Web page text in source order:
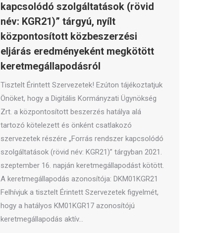
kapcsolódó szolgáltatások (rövid
név: KGR21)” tárgyú, nyílt
központosított közbeszerzési
eljárás eredményeként megkötött
keretmegállapodásról
Tisztelt Érintett Szervezetek! Ezúton tájékoztatjuk
Önöket, hogy a Digitális Kormányzati Ügynökség
Zrt. a központosított beszerzés hatálya alá
tartozó kötelezett és önként csatlakozó
szervezetek részére „Forrás rendszer kapcsolódó
szolgáltatások (rövid név: KGR21)” tárgyban 2021.
szeptember 16. napján keretmegállapodást kötött.
A keretmegállapodás azonosítója: DKM01KGR21
Felhívjuk a tisztelt Érintett Szervezetek figyelmét,
hogy a hatályos KM01KGR17 azonosítójú
keretmegállapodás aktív…